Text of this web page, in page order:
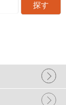
探す